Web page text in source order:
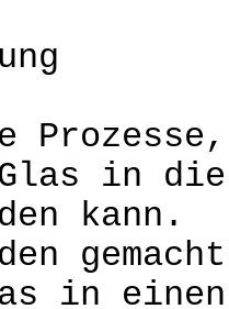
in die
kann.
in